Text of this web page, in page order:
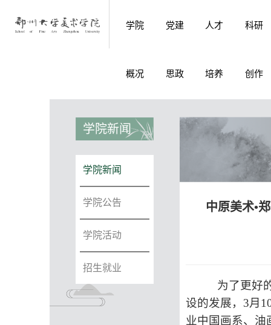
学院
概况
党建
思政
人才
培养
科研
创作
学院新闻
学院新闻
学院公告
学院活动
招生就业
中原美术•
为了更好
设的发展， 3月
业中国画系、油